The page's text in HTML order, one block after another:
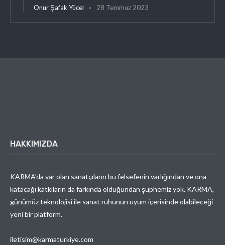
Onur Şafak Yücel 28 Temmuz 2023
HAKKIMIZDA
KARMA’da var olan sanatçıların bu felsefenin varlığından ve ona
katacağı katkıların da farkında olduğundan şüphemiz yok. KARMA,
günümüz teknolojisi ile sanat ruhunun uyum içerisinde olabileceği
yeni bir platform.
iletisim@karmaturkiye.com